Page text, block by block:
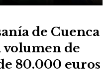
de Cuenca
volumen de
80.000 euros